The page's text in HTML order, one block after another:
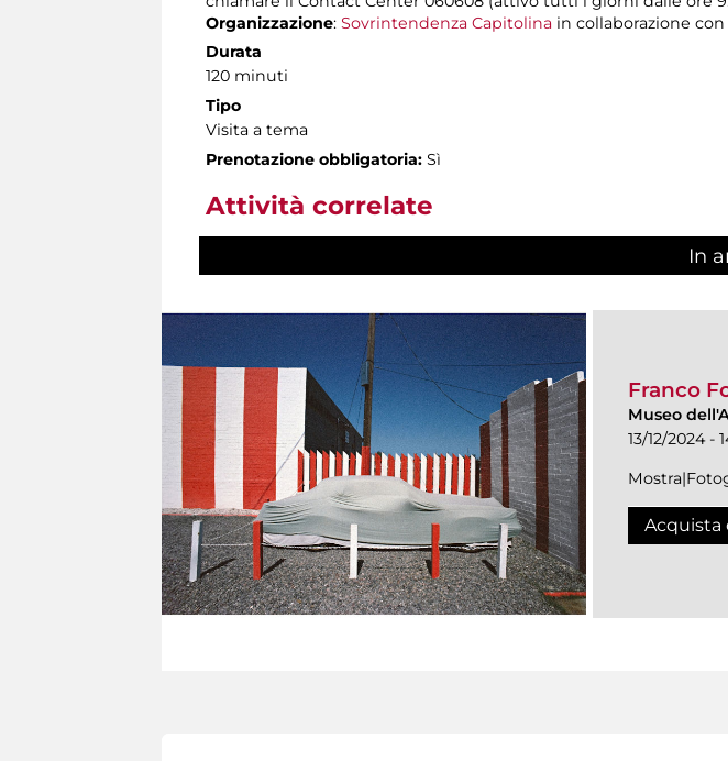
Organizzazione: Sovrintendenza Capitolina in collaborazione con
Durata
120 minuti
Tipo
Visita a tema
Prenotazione obbligatoria: Sì
Attività correlate
In
Franco
Museo
13/12/2024 -
Acquista